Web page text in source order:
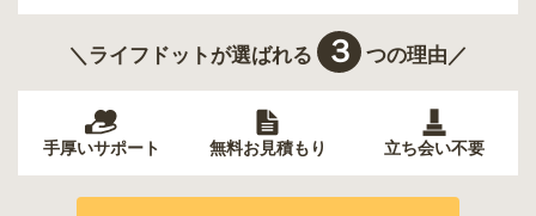
＼ライフドットが選ばれる ３ つの理由／
手厚いサポート 無料お見積もり 立ち会い不要